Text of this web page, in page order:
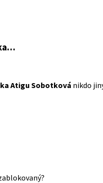
Atigu Sobotková nikdo